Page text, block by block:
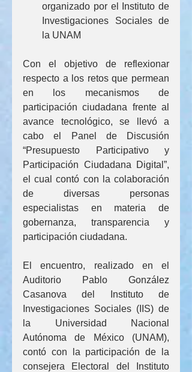
organizado por el Instituto de
Investigaciones Sociales de
la UNAM
Con el objetivo de reflexionar
respecto a los retos que permean
en los mecanismos de
participación ciudadana frente al
avance tecnológico, se llevó a
cabo el Panel de Discusión
“Presupuesto Participativo y
Participación Ciudadana Digital”,
el cual contó con la colaboración
de diversas personas
especialistas en materia de
gobernanza, transparencia y
participación ciudadana.
El encuentro, realizado en el
Auditorio Pablo González
Casanova del Instituto de
Investigaciones Sociales (IIS) de
la Universidad Nacional
Autónoma de México (UNAM),
contó con la participación de la
consejera Electoral del Instituto